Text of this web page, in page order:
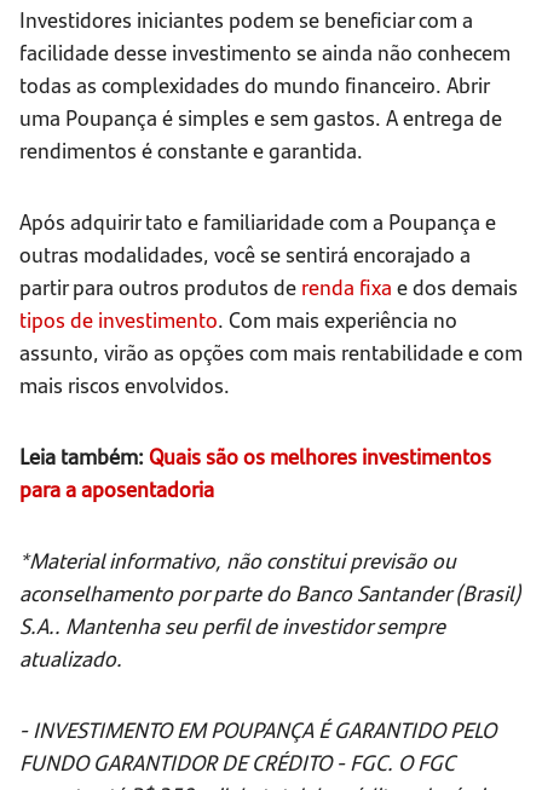
Investidores iniciantes podem se beneficiar com a
facilidade desse investimento se ainda não conhecem
todas as complexidades do mundo financeiro. Abrir
uma Poupança é simples e sem gastos. A entrega de
rendimentos é constante e garantida.
Após adquirir tato e familiaridade com a Poupança e
outras modalidades, você se sentirá encorajado a
partir para outros produtos de renda fixa e dos demais
tipos de investimento. Com mais experiência no
assunto, virão as opções com mais rentabilidade e com
mais riscos envolvidos.
Leia também: Quais são os melhores investimentos
para a aposentadoria
*Material informativo, não constitui previsão ou
aconselhamento por parte do Banco Santander (Brasil)
S.A.. Mantenha seu perfil de investidor sempre
atualizado.
- INVESTIMENTO EM POUPANÇA É GARANTIDO PELO
FUNDO GARANTIDOR DE CRÉDITO - FGC. O FGC